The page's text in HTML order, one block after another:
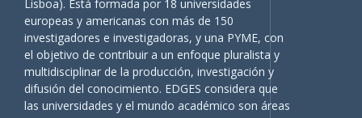
Lisboa). Está formada por 18 universidades
europeas y americanas con más de 150
investigadores e investigadoras, y una PYME, con
el objetivo de contribuir a un enfoque pluralista y
multidisciplinar de la producción, investigación y
difusión del conocimiento. EDGES considera que
las universidades y el mundo académico son áreas